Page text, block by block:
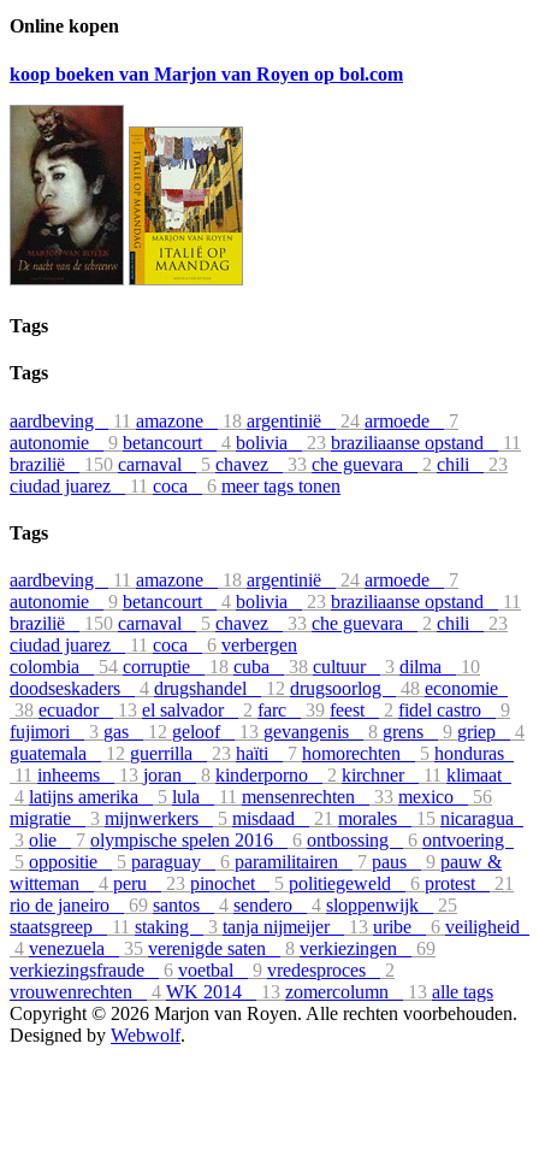
Online kopen
koop boeken van Marjon van Royen op bol.com
Tags
Tags
aardbeving 11 amazone 18 argentinië 24 armoede
7
autonomie
9 betancourt 4 bolivia 23 braziliaanse opstand
11
brazilië
150 carnaval 5 chavez 33 che guevara 2 chili
23
ciudad juarez
11 coca 6 meer tags tonen
Tags
aardbeving 11 amazone 18 argentinië 24 armoede
7
autonomie
9 betancourt 4 bolivia 23 braziliaanse opstand
11
brazilië
150 carnaval 5 chavez 33 che guevara 2 chili
23
ciudad juarez
11 coca 6 verbergen
colombia
54 corruptie 18 cuba 38 cultuur 3 dilma
10
doodseskaders
4 drugshandel 12 drugsoorlog 48 economie
38 ecuador 13 el salvador 2 farc 39 feest 2 fidel castro
9
fujimori
3 gas 12 geloof 13 gevangenis 8 grens 9 griep
4
guatemala
12 guerrilla 23 haïti 7 homorechten 5 honduras
11 inheems 13 joran 8 kinderporno 2 kirchner 11 klimaat
4 latijns amerika 5 lula 11 mensenrechten 33 mexico
56
migratie
3 mijnwerkers 5 misdaad 21 morales 15 nicaragua
3 olie 7 olympische spelen 2016 6 ontbossing 6 ontvoering
5 oppositie 5 paraguay 6 paramilitairen 7 paus 9 pauw &
witteman
4 peru 23 pinochet 5 politiegeweld 6 protest
21
rio de janeiro
69 santos 4 sendero 4 sloppenwijk
25
staatsgreep
11 staking 3 tanja nijmeijer 13 uribe 6 veiligheid
4 venezuela 35 verenigde saten 8 verkiezingen
69
verkiezingsfraude
6 voetbal 9 vredesproces
2
vrouwenrechten
4 WK 2014 13 zomercolumn 13 alle tags
Copyright © 2026 Marjon van Royen. Alle rechten voorbehouden.
Designed by Webwolf.